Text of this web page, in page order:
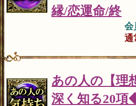
縁/恋運命/終
会
通
あの人の【理
深く知る20